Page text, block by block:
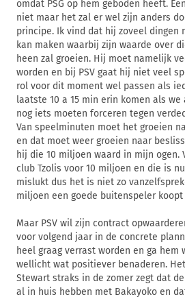
omdat PSG op hem geboden heeft.
niet maar het zal er wel zijn anders
principe. Ik vind dat hij zoveel
kan maken waarbij zijn waarde over
heen zal groeien. Hij moet namelijk
worden en bij PSV gaat hij niet veel
rol voor dit moment wel passen als
laatste 10 a 15 min erin komen als
nog iets moeten forceren tegen
Van speelminuten moet het groeien
en dat moet weer groeien naar
hij die 10 miljoen waard in mijn ogen.
club Tzolis voor 10 miljoen en die is
mislukt dus het is niet zo
miljoen een goede buitenspeler koopt
Maar PSV wil zijn contract
voor volgend jaar in de concrete
heel graag verrast worden en ga hem
wellicht wat positiever benaderen.
Stewart straks in de zomer zegt dat
al in huis hebben met Bakayoko en